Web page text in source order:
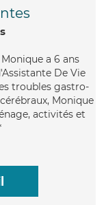
a 6 ans
De Vie
troubles gastro-
Monique
activités et